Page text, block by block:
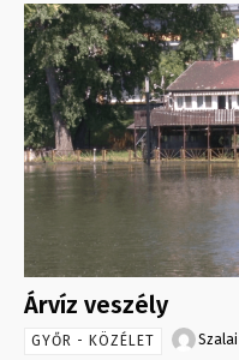
Árvíz veszély
GYŐR - KÖZÉLET